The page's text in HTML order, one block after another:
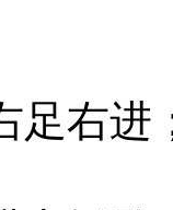
右进